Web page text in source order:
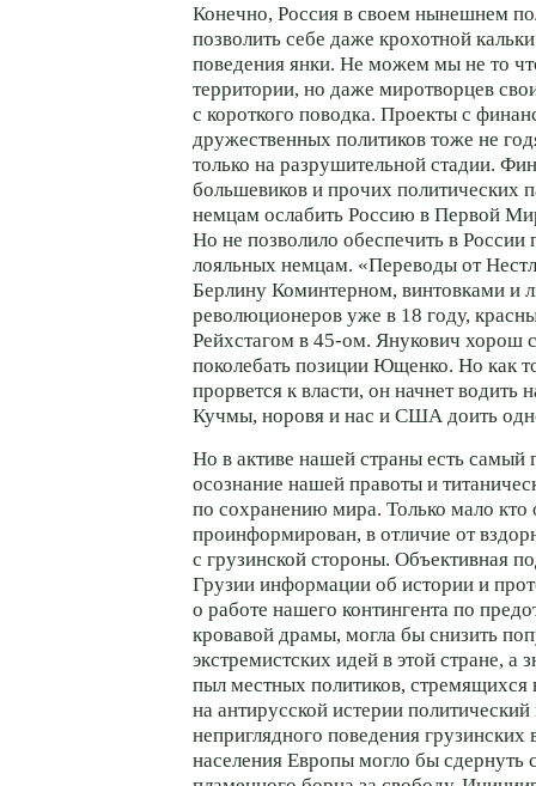
Конечно, Россия в своем нынешнем
позволить себе даже крохотной
поведения янки. Не можем мы не то
территории, но даже миротворцев
с короткого поводка. Проекты с
дружественных политиков тоже не
только на разрушительной стадии.
большевиков и прочих политических
немцам ослабить Россию в Первой
Но не позволило обеспечить в России
лояльных немцам. «Переводы от
Берлину Коминтерном, винтовками и
революционеров уже в 18 году,
Рейхстагом в 45-ом. Янукович хорош
поколебать позиции Ющенко. Но как
прорвется к власти, он начнет водить
Кучмы, норовя и нас и США доить
Но в активе нашей страны есть
осознание нашей правоты и
по сохранению мира. Только мало кто
проинформирован, в отличие от
с грузинской стороны. Объективная
Грузии информации об истории и
о работе нашего контингента по
кровавой драмы, могла бы снизить
экстремистских идей в этой стране, а
пыл местных политиков, стремящихся
на антирусской истерии
неприглядного поведения грузинских
населения Европы могло бы сдернуть